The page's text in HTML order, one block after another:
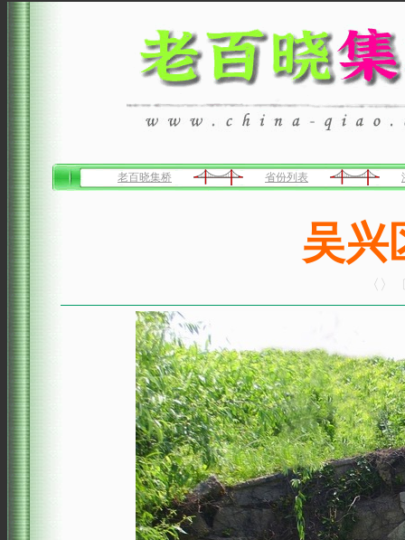
老百晓集桥 省份列表
吴兴
〈〉